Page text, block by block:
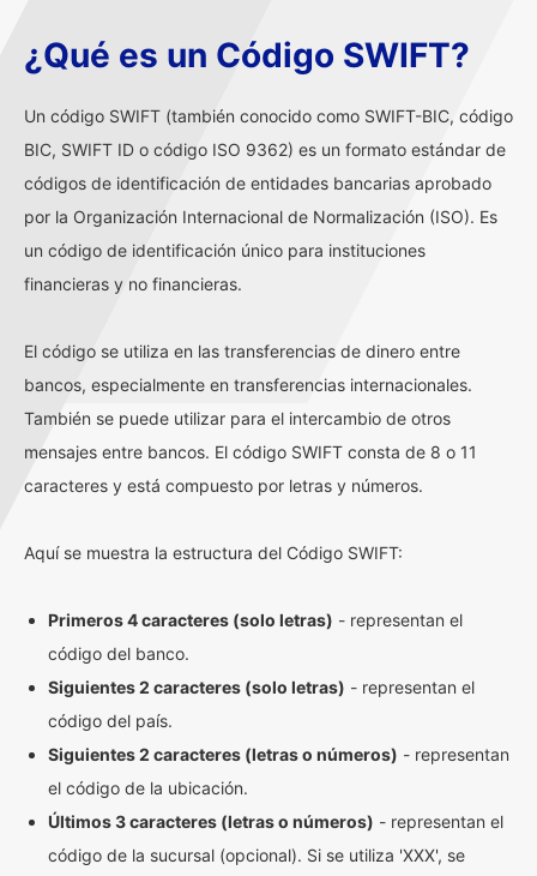
¿Qué es un Código SWIFT?
Un código SWIFT (también conocido como SWIFT-BIC, código
BIC, SWIFT ID o código ISO 9362) es un formato estándar de
códigos de identificación de entidades bancarias aprobado
por la Organización Internacional de Normalización (ISO). Es
un código de identificación único para instituciones
financieras y no financieras.
El código se utiliza en las transferencias de dinero entre
bancos, especialmente en transferencias internacionales.
También se puede utilizar para el intercambio de otros
mensajes entre bancos. El código SWIFT consta de 8 o 11
caracteres y está compuesto por letras y números.
Aquí se muestra la estructura del Código SWIFT:
Primeros 4 caracteres (solo letras) - representan el
código del banco.
Siguientes 2 caracteres (solo letras) - representan el
código del país.
Siguientes 2 caracteres (letras o números) - representan
el código de la ubicación.
Últimos 3 caracteres (letras o números) - representan el
código de la sucursal (opcional). Si se utiliza 'XXX', se